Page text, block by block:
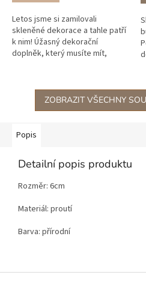
Letos jsme si zamilovali
skleněné dekorace a tahle patří
k nim! Úžasný dekorační
doplněk, který musíte mít,
připravili tuto...
ZOBRAZIT VŠECHNY
Popis
Detailní popis produktu
Rozměr: 6cm
Materiál: proutí
Barva: přírodní
Z